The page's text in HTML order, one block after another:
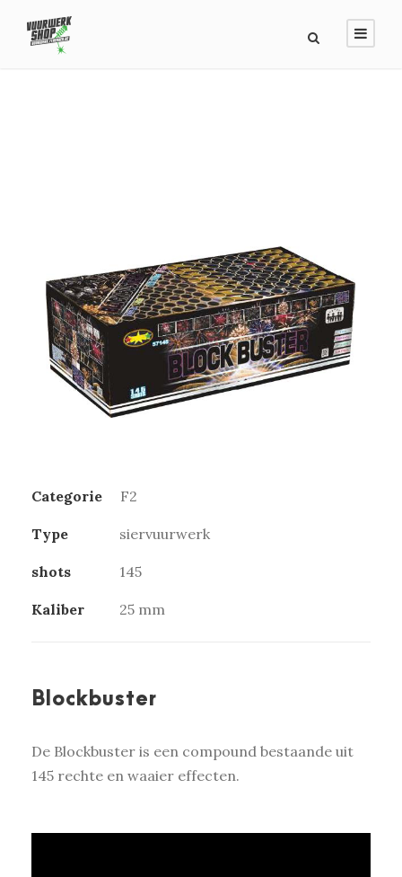
Categorie F2
Type siervuurwerk
shots 145
Kaliber 25 mm
Blockbuster
De Blockbuster is een compound bestaande uit
145 rechte en waaier effecten.